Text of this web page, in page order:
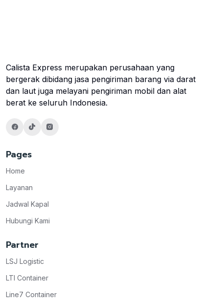
Calista Express merupakan perusahaan yang
bergerak dibidang jasa pengiriman barang via darat
dan laut juga melayani pengiriman mobil dan alat
berat ke seluruh Indonesia.
Pages
Home
Layanan
Jadwal Kapal
Hubungi Kami
Partner
LSJ Logistic
LTI Container
Line7 Container